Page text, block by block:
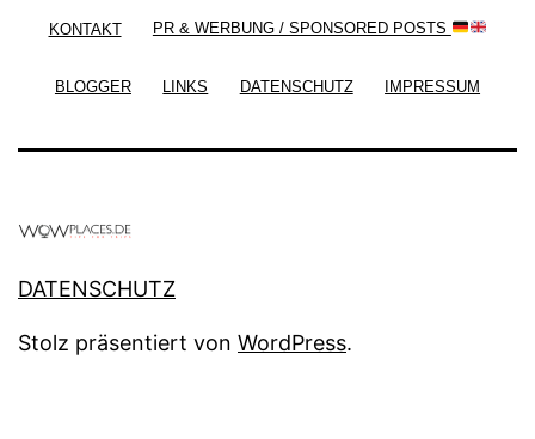
KONTAKT PR & WERBUNG / SPONSORED POSTS
BLOGGER LINKS DATENSCHUTZ IMPRESSUM
DATENSCHUTZ
Stolz präsentiert von WordPress.